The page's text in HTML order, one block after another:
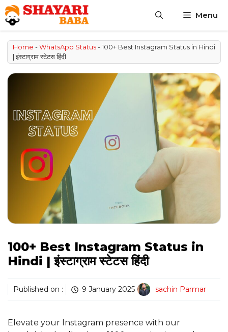
Skip
to
content
Menu
Home -WhatsApp Status-100+ Best Instagram Status in Hindi
| इंस्टाग्राम स्टेटस हिंदी
100+ Best Instagram Status in
Hindi | इंस्टाग्राम स्टेटस हिंदी
Published on : 9 January 2025 sachin Parmar
Elevate your Instagram presence with our